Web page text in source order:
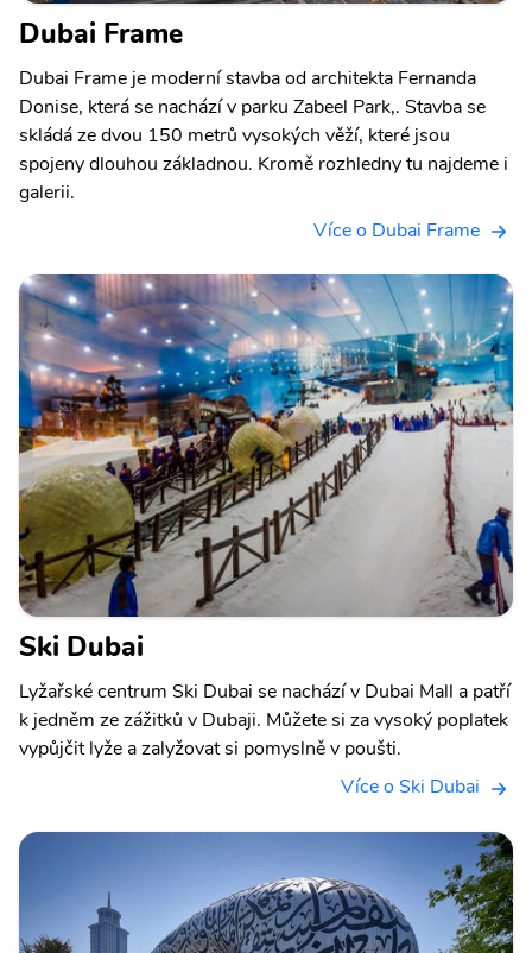
Dubai Frame
Dubai Frame je moderní stavba od architekta Fernanda
Donise, která se nachází v parku Zabeel Park,. Stavba se
skládá ze dvou 150 metrů vysokých věží, které jsou
spojeny dlouhou základnou. Kromě rozhledny tu najdeme i
galerii.
Více o Dubai Frame
Ski Dubai
Lyžařské centrum Ski Dubai se nachází v Dubai Mall a patří
k jedněm ze zážitků v Dubaji. Můžete si za vysoký poplatek
vypůjčit lyže a zalyžovat si pomyslně v poušti.
Více o Ski Dubai